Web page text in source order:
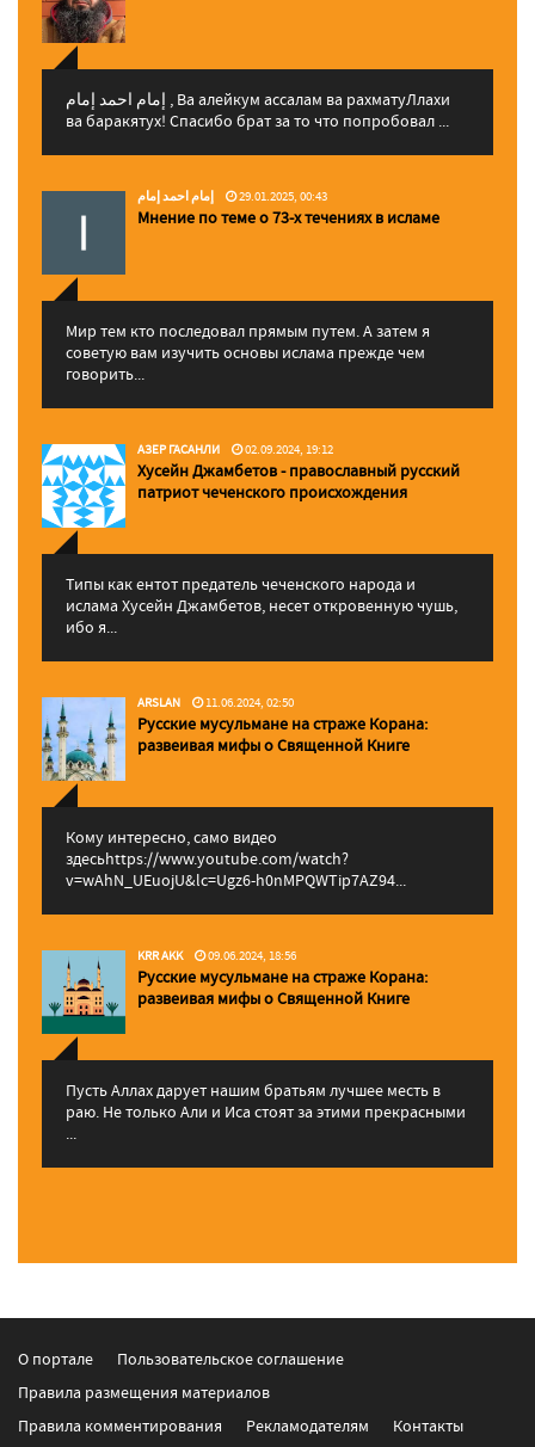
إمام احمد إمام , Ва алейкум ассалам ва рахматуЛлахи
ва баракятух! Спасибо брат за то что попробовал ...
إمام احمد إمام 29.01.2025, 00:43
Мнение по теме о 73-х течениях в исламе
Мир тем кто последовал прямым путем. А затем я
советую вам изучить основы ислама прежде чем
говорить...
АЗЕР ГАСАНЛИ 02.09.2024, 19:12
Хусейн Джамбетов - православный русский
патриот чеченского происхождения
Типы как ентот предатель чеченского народа и
ислама Хусейн Джамбетов, несет откровенную чушь,
ибо я...
ARSLAN 11.06.2024, 02:50
Русские мусульмане на страже Корана:
pазвеивая мифы о Священной Книге
Кому интересно, само видео
здесьhttps://www.youtube.com/watch?
v=wAhN_UEuojU&lc=Ugz6-h0nMPQWTip7AZ94...
KRR AKK 09.06.2024, 18:56
Русские мусульмане на страже Корана:
pазвеивая мифы о Священной Книге
Пусть Аллах дарует нашим братьям лучшее месть в
раю. Не только Али и Иса стоят за этими прекрасными
О портале
Пользовательское соглашение
Правила размещения материалов
Правила комментирования
Рекламодателям Контакты